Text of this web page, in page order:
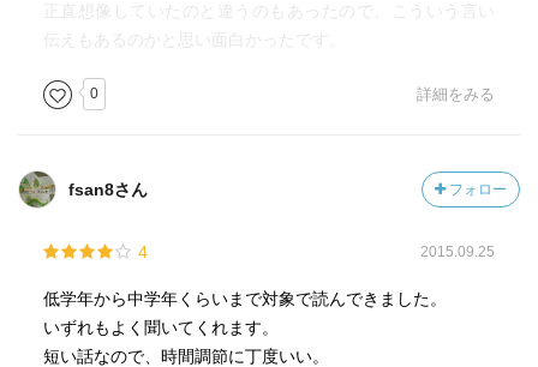
正直想像していたのと違うのもあったので、こういう言い
伝えもあるのかと思い面白かったです。
0 詳細をみる
fsan8さん フォロー
4 2015.09.25
低学年から中学年くらいまで対象で読んできました。
いずれもよく聞いてくれます。
短い話なので、時間調節に丁度いい。